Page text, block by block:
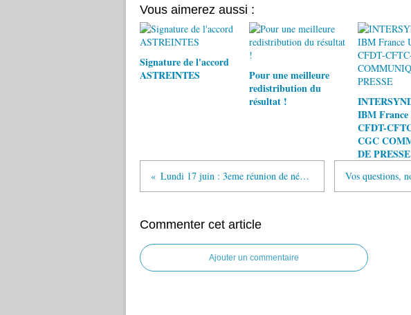
Vous aimerez aussi :
Signature de l'accord
ASTREINTES
Pour une meilleure
redistribution du
résultat !
IBM France
CFDT-
CGC
DE PRESSE
Lundi 17 juin : 3eme réunion de négociation du PSE
Commenter cet article
Ajouter un commentaire